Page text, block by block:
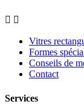
 
Vitres
Formes
Conseils de
Contact
Services